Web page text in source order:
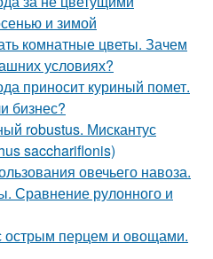
и зимой
комнатные цветы. Зачем
условиях?
приносит куриный помет.
бизнес?
robustus. Мискантус
sacchariflonis)
овечьего навоза.
Сравнение рулонного и
острым перцем и овощами.